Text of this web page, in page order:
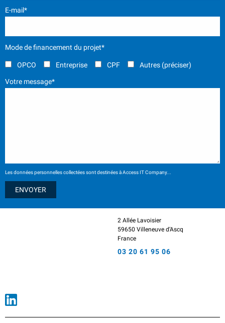
E-mail*
Mode de financement du projet*
OPCO Entreprise CPF Autres (préciser)
Votre message*
Les données personnelles collectées sont destinées à Access IT Company...
2 Allée Lavoisier
59650 Villeneuve d’Ascq
France
03 20 61 95 06